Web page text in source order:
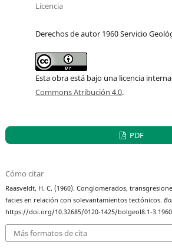
Licencia
Derechos de autor 1960 Servicio
Esta obra está bajo una licencia
Commons Atribución 4.0.
PDF
Cómo citar
Raasveldt, H. C. (1960). Conglomerados,
facies en relación con solevantamientos tectónicos.
https://doi.org/10.32685/0120-1425/bolgeol8.1-
Más formatos de cita